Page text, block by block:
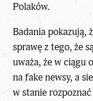
Polaków.
Badania pokazują,
sprawę z tego, że
uważa, że w ciągu
na fake newsy, a
w stanie